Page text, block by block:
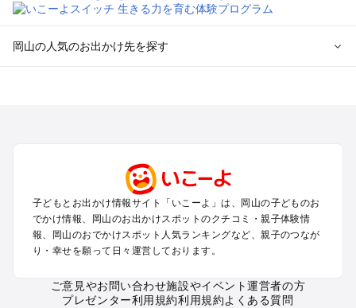
岡山の人気のお出かけ先を探す
高梁・新見・吉備高原のプールお出かけ
岡山の定番お出かけスポット
岡山の遊園地
岡山の動物園
岡山の釣り
子どもとお出かけ情報サイト「いこーよ」は、岡山の子どものお
でかけ情報、岡山のお出かけスポットのクチコミ・親子体験情
報、岡山のおでかけスポット人気ランキングなど、親子のつなが
り・幸せを願って日々運営しております。
ご意見やお問い合わせ施設やイベント運営者の方
プレゼンター利用規約利用規約よくある質問